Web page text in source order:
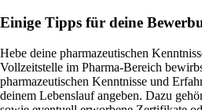
Einige Tipps für deine
Hebe deine pharmazeutischen
Vollzeitstelle im Pharma-Bereich
pharmazeutischen Kenntnisse und
deinem Lebenslauf angeben. Dazu